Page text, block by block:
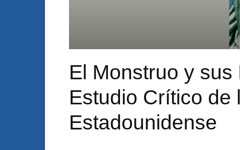
El Monstruo y sus
Estudio Crítico de
Estadounidense